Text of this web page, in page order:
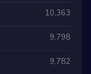
10,363
9,798
9,782